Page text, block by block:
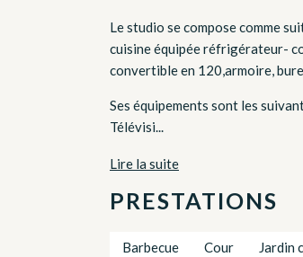
Le studio se compose comme
cuisine équipée réfrigérateur-
convertible en 120,armoire,
Ses équipements sont les
Télévisi...
Lire la suite
PRESTATIONS
Barbecue Cour Jardin